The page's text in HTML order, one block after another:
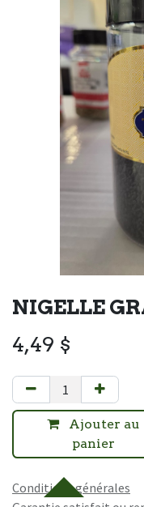
NIGELLE
4,49 $
Ajouter au
panier
Conditions générales